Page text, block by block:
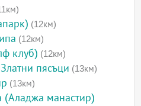
(12км)
(12км)
клуб) (12км)
пясъци (13км)
(13км)
(Аладжа манастир)